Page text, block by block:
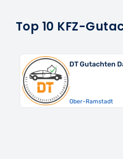
Top 10 KFZ-
DT Gutachten
Ober-Ramstadt